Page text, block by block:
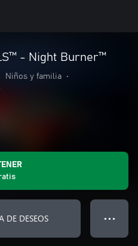
- Night Burner™
Niños y familia
•
DE DESEOS ● ● ●